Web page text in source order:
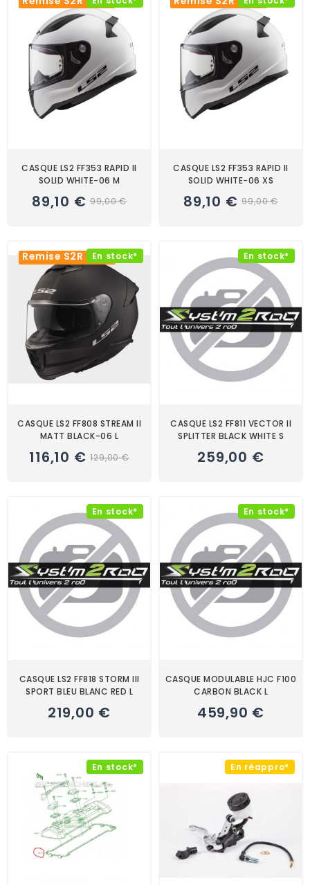
CASQUE LS2 FF353 RAPID II
SOLID WHITE-06 M
89,10 € 99,00 €
CASQUE LS2 FF353 RAPID II
SOLID WHITE-06 XS
89,10 € 99,00 €
En stock*
Remise S2R -10%
CASQUE LS2 FF808 STREAM II
MATT BLACK-06 L
116,10 € 129,00 €
En stock*
CASQUE LS2 FF811 VECTOR II
SPLITTER BLACK WHITE S
259,00 €
En stock*
CASQUE LS2 FF818 STORM III
SPORT BLEU BLANC RED L
219,00 €
En stock*
CASQUE MODULABLE HJC F100
CARBON BLACK L
459,90 €
En stock* En réappro*